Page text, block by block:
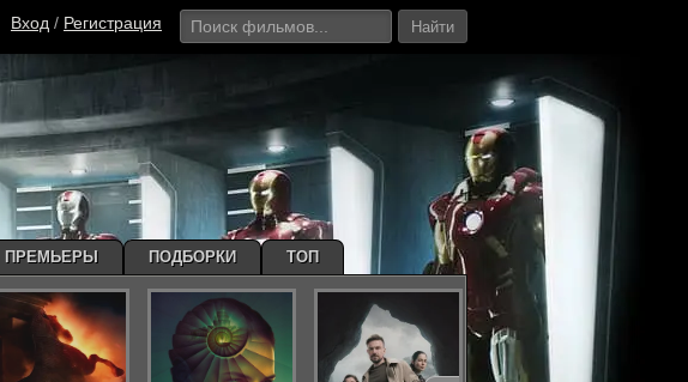
Вход / Регистрация Найти
ПРЕМЬЕРЫ ПОДБОРКИ ТОП